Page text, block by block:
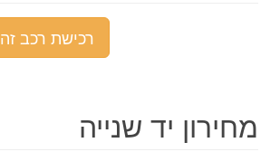
רכישת רכב זה
מחירון יד שנייה